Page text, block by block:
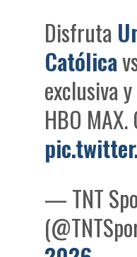
Disfruta
Católica
exclusiva
HBO
— TNT